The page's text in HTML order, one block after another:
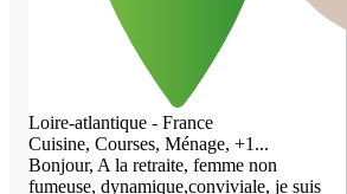
Loire-atlantique - France
Cuisine, Courses, Ménage, +1...
Bonjour, A la retraite, femme non
fumeuse, dynamique,conviviale, je suis